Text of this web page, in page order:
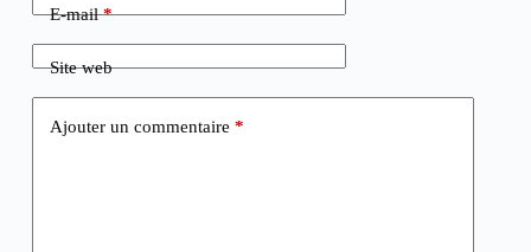
E-mail*
Site web
Ajouter un commentaire *